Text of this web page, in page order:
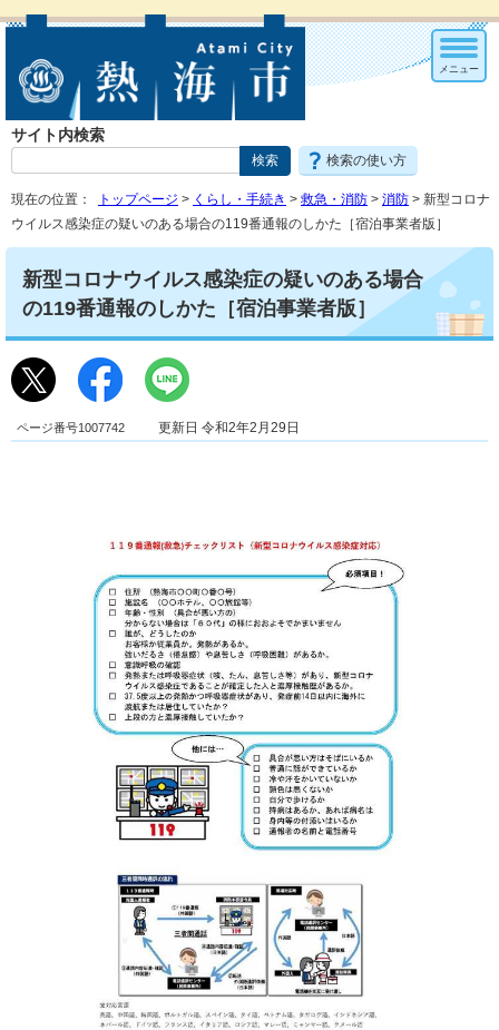
サイト内検索
検索の使い方
メニュー
現在の位置： トップページ > くらし・手続き > 救急・消防 > 消防 > 新型コロナ
ウイルス感染症の疑いのある場合の119番通報のしかた［宿泊事業者版］
新型コロナウイルス感染症の疑いのある場合
の119番通報のしかた［宿泊事業者版］
ページ番号1007742 更新日 令和2年2月29日